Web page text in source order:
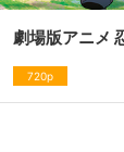
劇場版アニメ
720p